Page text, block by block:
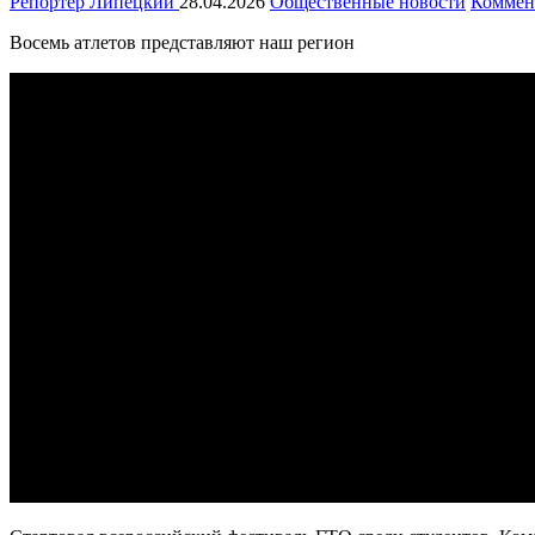
Восемь атлетов представляют наш регион